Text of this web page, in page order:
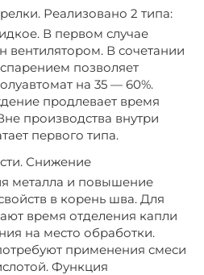
Реализовано 2 типа:
В первом случае
вентилятором. В сочетании
позволяет
на 35 — 60%.
продлевает время
производства внутри
первого типа.
Снижение
металла и повышение
в корень шва. Для
время отделения капли
на место обработки.
применения смеси
Функция